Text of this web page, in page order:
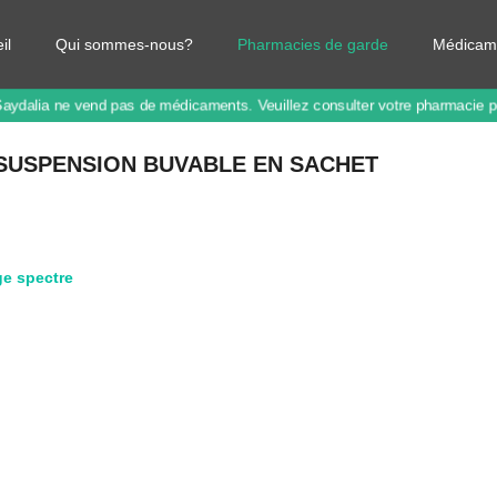
Qui sommes-nous? Pharmacies de garde
ne vend pas de médicaments.Veuillez consulter votre pharmacie
BUVABLE EN SACHET
spectre